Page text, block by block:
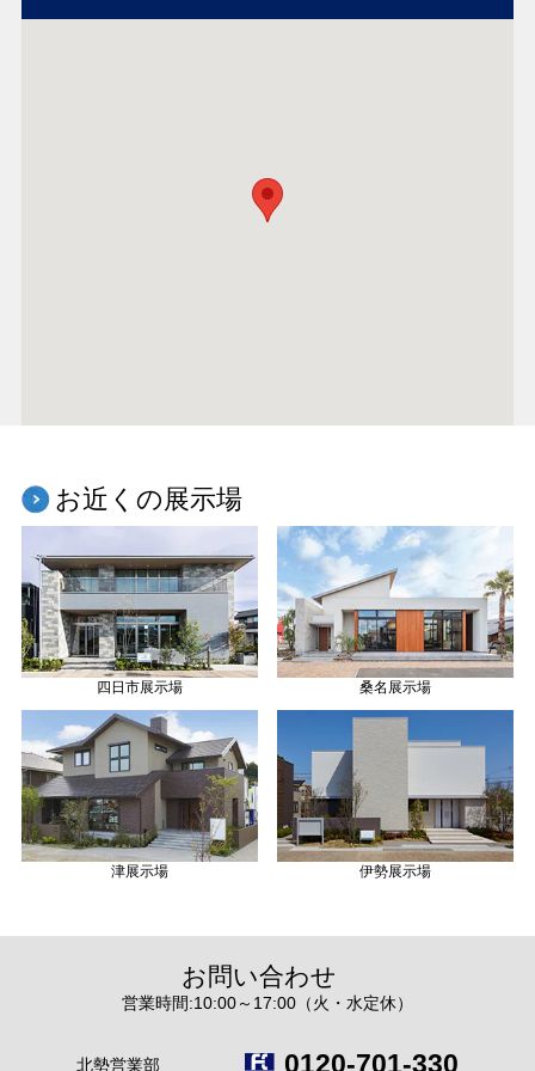
お近くの展示場
四日市展示場 桑名展示場
津展示場 伊勢展示場
お問い合わせ
営業時間:10:00～17:00（火・水定休）
北勢営業部 0120-701-330